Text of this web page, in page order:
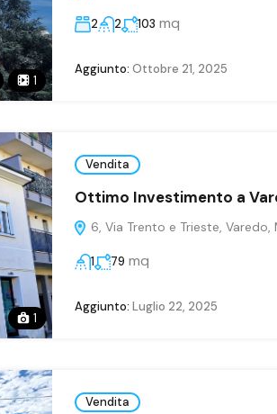
1
2 2 103 mq
Aggiunto: Ottobre 21, 2025
1
Vendita
Ottimo Investimento a
6, Via Trento e Trieste,
1 79 mq
Aggiunto: Luglio 22, 2025
Vendita